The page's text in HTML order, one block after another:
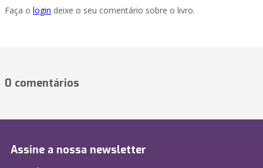
Faça o login deixe o seu comentário sobre o livro.
0 comentários
Assine a nossa newsletter